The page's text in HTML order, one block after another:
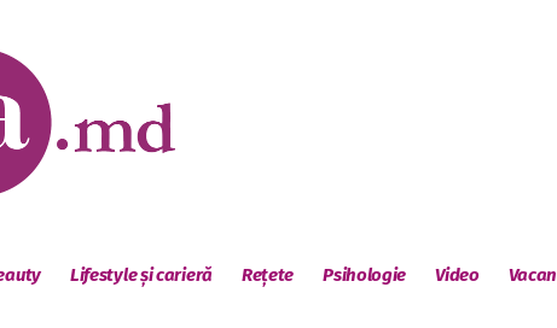
Lifestyle și carieră Rețete Psihologie Video